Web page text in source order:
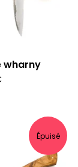
wharny
Épuisé